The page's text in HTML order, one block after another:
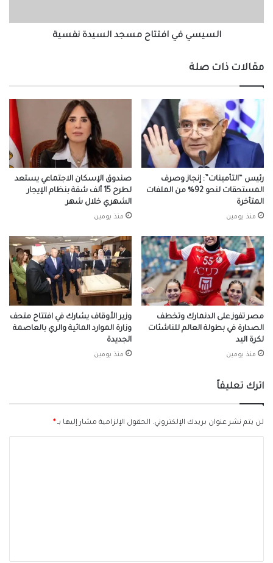
السيسي في افتتاح مسجد السيدة نفسية
مقالات ذات صلة
رئيس “التأمينات”: إنجاز وصرف
المستحقات لنحو 92% من الملفات
المتأخرة
منذ يومين
صندوق الإسكان الاجتماعي يستعد
لطرح 15 ألف شقة بنظام الإيجار
الشهري خلال شهر
منذ يومين
مصر تفوز على الدنمارك وتخطف
الصدارة في بطولة العالم للناشئات
لكرة اليد
منذ يومين
وزير الأوقاف يشارك في افتتاح متحف
وزارة الموارد المائية والري بالعاصمة
الجديدة
منذ يومين
اترك تعليقاً
لن يتم نشر عنوان بريدك الإلكتروني. الحقول الإلزامية مشار إليها بـ*